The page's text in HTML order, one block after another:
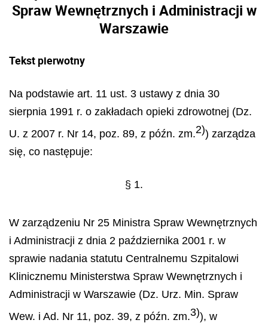
Spraw Wewnętrznych i Administracji w
Warszawie
Tekst pierwotny
Na podstawie art. 11 ust. 3 ustawy z dnia 30
sierpnia 1991 r. o zakładach opieki zdrowotnej (Dz.
U. z 2007 r. Nr 14, poz. 89, z późn. zm.2)) zarządza
się, co następuje:
§ 1.
W zarządzeniu Nr 25 Ministra Spraw Wewnętrznych
i Administracji z dnia 2 października 2001 r. w
sprawie nadania statutu Centralnemu Szpitalowi
Klinicznemu Ministerstwa Spraw Wewnętrznych i
Administracji w Warszawie (Dz. Urz. Min. Spraw
Wew. i Ad. Nr 11, poz. 39, z późn. zm.3)), w